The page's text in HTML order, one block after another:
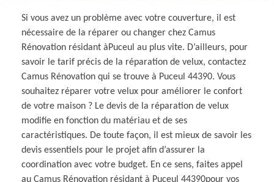
Si vous avez un problème avec votre couverture, il est
nécessaire de la réparer ou changer chez Camus
Rénovation résidant àPuceul au plus vite. D’ailleurs, pour
savoir le tarif précis de la réparation de velux, contactez
Camus Rénovation qui se trouve à Puceul 44390. Vous
souhaitez réparer votre velux pour améliorer le confort
de votre maison ? Le devis de la réparation de velux
modifie en fonction du matériau et de ses
caractéristiques. De toute façon, il est mieux de savoir les
devis essentiels pour le projet afin d’assurer la
coordination avec votre budget. En ce sens, faites appel
au Camus Rénovation résidant à Puceul 44390pour vos